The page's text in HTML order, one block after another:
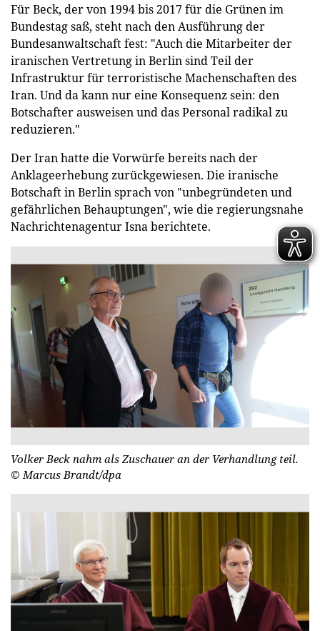
Für Beck, der von 1994 bis 2017 für die Grünen im
Bundestag saß, steht nach den Ausführung der
Bundesanwaltschaft fest: "Auch die Mitarbeiter der
iranischen Vertretung in Berlin sind Teil der
Infrastruktur für terroristische Machenschaften des
Iran. Und da kann nur eine Konsequenz sein: den
Botschafter ausweisen und das Personal radikal zu
reduzieren."
Der Iran hatte die Vorwürfe bereits nach der
Anklageerhebung zurückgewiesen. Die iranische
Botschaft in Berlin sprach von "unbegründeten und
gefährlichen Behauptungen", wie die regierungsnahe
Nachrichtenagentur Isna berichtete.
Volker Beck nahm als Zuschauer an der Verhandlung teil.
© Marcus Brandt/dpa